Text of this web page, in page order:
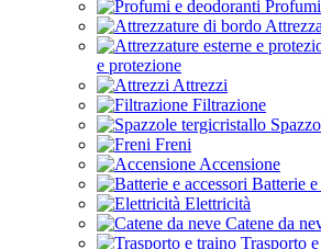
e protezione
Attrezzi
Filtrazione
Freni
Accensione
Batterie e
Elettricità
Catene da
Trasporto